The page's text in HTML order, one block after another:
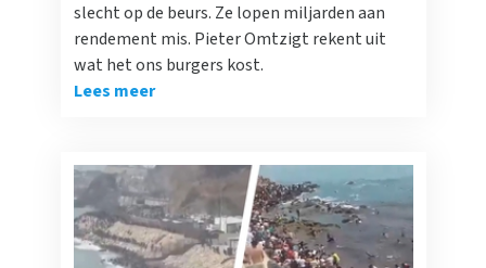
slecht op de beurs. Ze lopen miljarden aan
rendement mis. Pieter Omtzigt rekent uit
wat het ons burgers kost.
Lees meer